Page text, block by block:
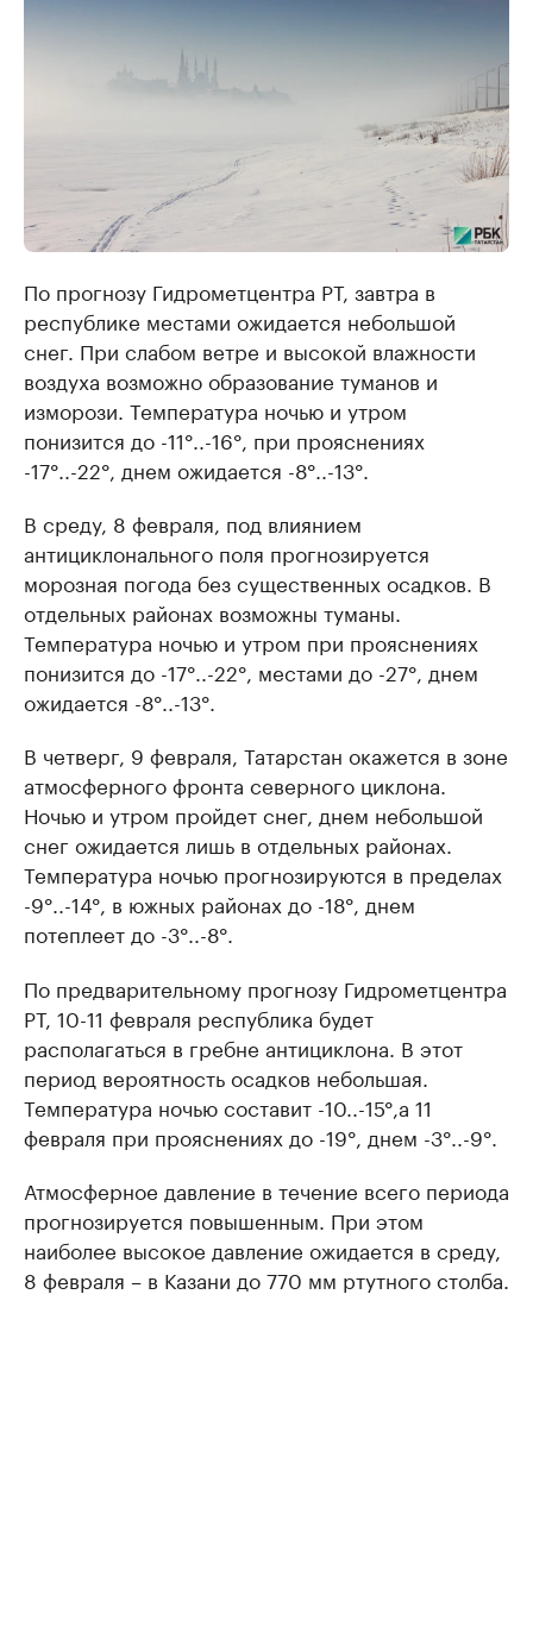
По прогнозу Гидрометцентра РТ, завтра в
республике местами ожидается небольшой
снег. При слабом ветре и высокой влажности
воздуха возможно образование туманов и
изморози. Температура ночью и утром
понизится до -11°..-16°, при прояснениях
-17°..-22°, днем ожидается -8°..-13°.
В среду, 8 февраля, под влиянием
антициклонального поля прогнозируется
морозная погода без существенных осадков. В
отдельных районах возможны туманы.
Температура ночью и утром при прояснениях
понизится до -17°..-22°, местами до -27°, днем
ожидается -8°..-13°.
В четверг, 9 февраля, Татарстан окажется в зоне
атмосферного фронта северного циклона.
Ночью и утром пройдет снег, днем небольшой
снег ожидается лишь в отдельных районах.
Температура ночью прогнозируются в пределах
-9°..-14°, в южных районах до -18°, днем
потеплеет до -3°..-8°.
По предварительному прогнозу Гидрометцентра
РТ, 10-11 февраля республика будет
располагаться в гребне антициклона. В этот
период вероятность осадков небольшая.
Температура ночью составит -10..-15°,а 11
февраля при прояснениях до -19°, днем -3°..-9°.
Атмосферное давление в течение всего периода
прогнозируется повышенным. При этом
наиболее высокое давление ожидается в среду,
8 февраля – в Казани до 770 мм ртутного столба.